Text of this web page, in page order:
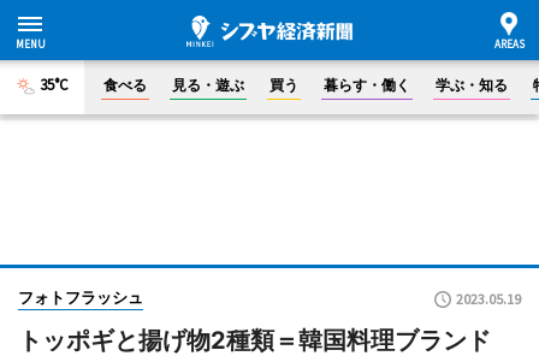
35°C 食べる 見る・遊ぶ 買う 暮らす・働く 学ぶ・知る
フォトフラッシュ 2023.05.19
トッポギと揚げ物2種類＝韓国料理ブランド